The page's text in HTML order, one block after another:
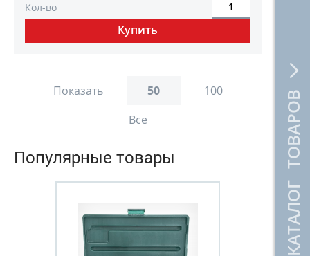
КАТАЛОГ ТОВАРОВ
Кол-во
Показать 50
100
Все
Популярные товары